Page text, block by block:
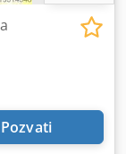
Pozvati